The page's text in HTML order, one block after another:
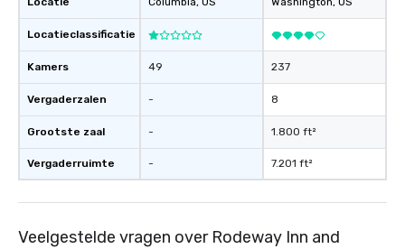
Locatieclassificatie
Kamers
Vergaderzalen
Grootste zaal
Vergaderruimte
49
-
-
-
237
8
1.800 ft²
7.201 ft²
Veelgestelde vragen over Rodeway Inn and